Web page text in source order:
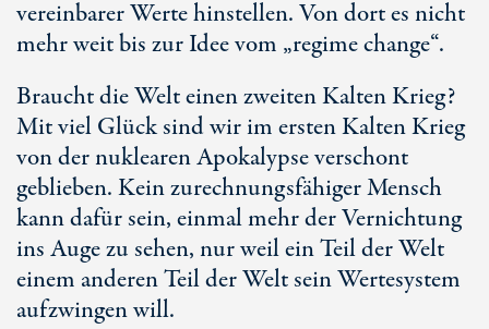
vereinbarer Werte hinstellen. Von dort es nicht
mehr weit bis zur Idee vom „regime change“.
Braucht die Welt einen zweiten Kalten Krieg?
Mit viel Glück sind wir im ersten Kalten Krieg
von der nuklearen Apokalypse verschont
geblieben. Kein zurechnungsfähiger Mensch
kann dafür sein, einmal mehr der Vernichtung
ins Auge zu sehen, nur weil ein Teil der Welt
einem anderen Teil der Welt sein Wertesystem
aufzwingen will.